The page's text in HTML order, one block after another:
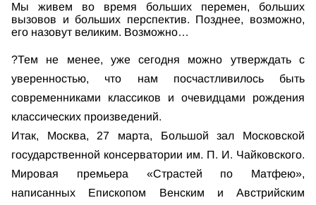
Мы живем во время больших перемен, больших
вызовов и больших перспектив. Позднее, возможно,
его назовут великим. Возможно…
?Тем не менее, уже сегодня можно утверждать с
уверенностью, что нам посчастливилось быть
современниками классиков и очевидцами рождения
классических произведений.
Итак, Москва, 27 марта, Большой зал Московской
государственной консерватории им. П. И. Чайковского.
Мировая премьера «Страстей по Матфею»,
написанных Епископом Венским и Австрийским